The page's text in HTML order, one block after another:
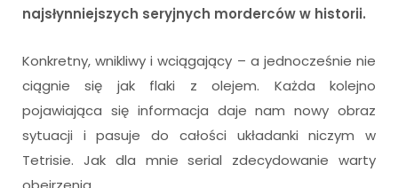
najsłynniejszych seryjnych morderców w historii.
Konkretny, wnikliwy i wciągający – a jednocześnie nie
ciągnie się jak flaki z olejem. Każda kolejno
pojawiająca się informacja daje nam nowy obraz
sytuacji i pasuje do całości układanki niczym w
Tetrisie. Jak dla mnie serial zdecydowanie warty